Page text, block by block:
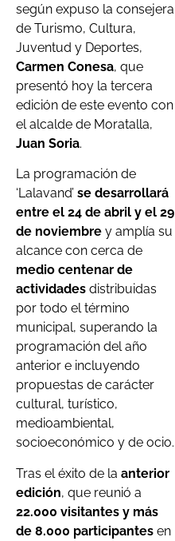
según expuso la consejera
de Turismo, Cultura,
Juventud y Deportes,
Carmen Conesa, que
presentó hoy la tercera
edición de este evento con
el alcalde de Moratalla,
Juan Soria.
La programación de
‘Lalavand’ se desarrollará
entre el 24 de abril y el 29
de noviembre y amplía su
alcance con cerca de
medio centenar de
actividades distribuidas
por todo el término
municipal, superando la
programación del año
anterior e incluyendo
propuestas de carácter
cultural, turístico,
medioambiental,
socioeconómico y de ocio.
Tras el éxito de la anterior
edición, que reunió a
22.000 visitantes y más
de 8.000 participantes en